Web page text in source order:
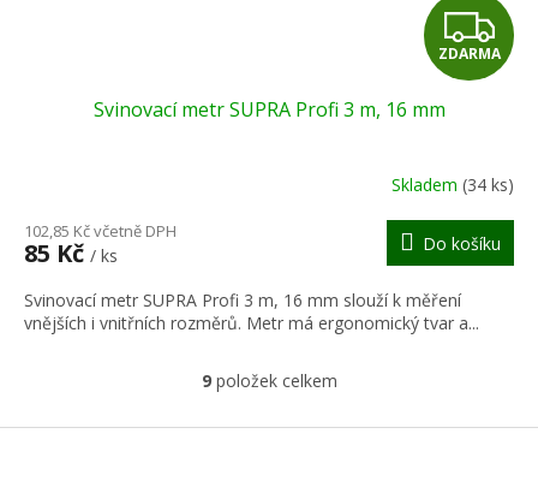
Z
D
R
M
A
ZDARMA
Svinovací metr SUPRA Profi 3 m, 16 mm
Skladem (34 ks)
102,85 Kč včetně DPH
85 Kč / ks
Do košíku
Svinovací metr SUPRA Profi 3 m, 16 mm slouží k měření
vnějších i vnitřních rozměrů. Metr má ergonomický tvar a...
O
l
9položek celkem
Z